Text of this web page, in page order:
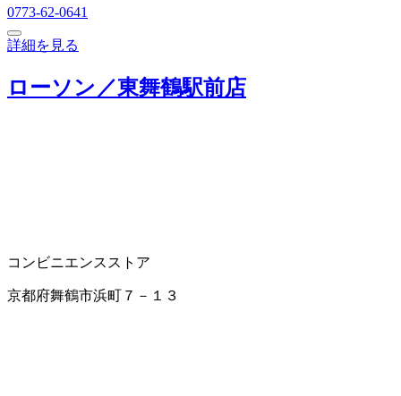
0773-62-0641
詳細を見る
ローソン／東舞鶴駅前店
コンビニエンスストア
京都府舞鶴市浜町７－１３